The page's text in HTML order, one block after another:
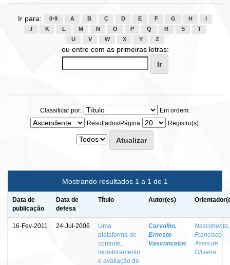
Ir para: 0-9 A B C D E F G H
J
K L M N O P Q R S
T
U
V W X Y Z
ou entre com as primeiras letras:
Classificar por:
Em ordem:
Resultados/Página
Registro(s):
Mostrando resultados 1 a 1 de 1
Data de
publicação
Data de
defesa
Título Autor(es)
16-Fev-2011 24-Jul-2006
Uma
plataforma de
controle,
monitoramento
e avaliação de
Carvalho,
Ernesto
Vasconcelos
Nascimento,
Francisco
Assis de
Oliveira